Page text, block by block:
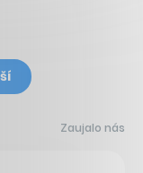
Zaujalo nás